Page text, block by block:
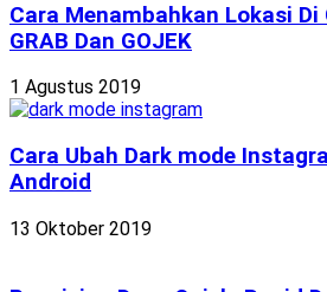
Cara Menambahkan Lokasi Di
GRAB Dan GOJEK
1 Agustus 2019
Cara Ubah Dark mode
Android
13 Oktober 2019